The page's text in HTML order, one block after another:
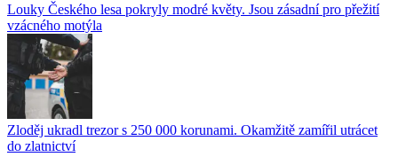
Louky Českého lesa pokryly modré květy. Jsou zásadní pro přežití
vzácného motýla
Zloděj ukradl trezor s 250 000 korunami. Okamžitě zamířil utrácet
do zlatnictví